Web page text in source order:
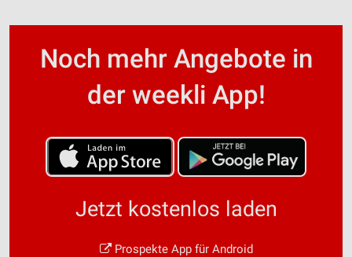
Noch mehr Angebote in
der weekli App!
Jetzt kostenlos laden
Prospekte App für Android